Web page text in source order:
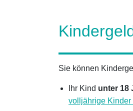
Sie können
Ihr Kind unter 18
volljährige Kinder